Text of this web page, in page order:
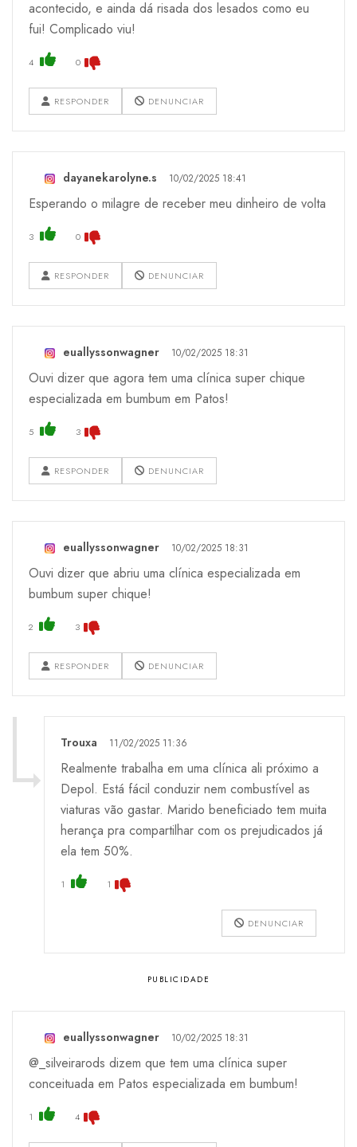
acontecido, e ainda dá risada dos lesados como eu
fui! Complicado viu!
4 0
RESPONDER DENUNCIAR
dayanekarolyne.s 10/02/2025 18:41
Esperando o milagre de receber meu dinheiro de volta
3 0
RESPONDER DENUNCIAR
euallyssonwagner 10/02/2025 18:31
Ouvi dizer que agora tem uma clínica super chique
especializada em bumbum em Patos!
5 3
RESPONDER DENUNCIAR
euallyssonwagner 10/02/2025 18:31
Ouvi dizer que abriu uma clínica especializada em
bumbum super chique!
2 3
RESPONDER DENUNCIAR
Trouxa 11/02/2025 11:36
Realmente trabalha em uma clínica ali próximo a
Depol. Está fácil conduzir nem combustível as
viaturas vão gastar. Marido beneficiado tem muita
herança pra compartilhar com os prejudicados já
ela tem 50%.
1 1
DENUNCIAR
euallyssonwagner 10/02/2025 18:31
@_silveirarods dizem que tem uma clínica super
conceituada em Patos especializada em bumbum!
1 4